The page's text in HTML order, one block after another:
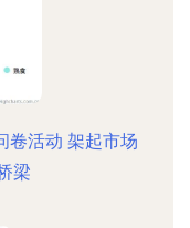
卷活动 架起市场
梁